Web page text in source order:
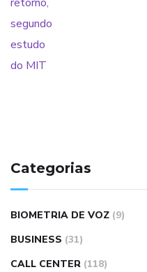
Categorias
BIOMETRIA DE VOZ (9)
BUSINESS (31)
CALL CENTER (118)